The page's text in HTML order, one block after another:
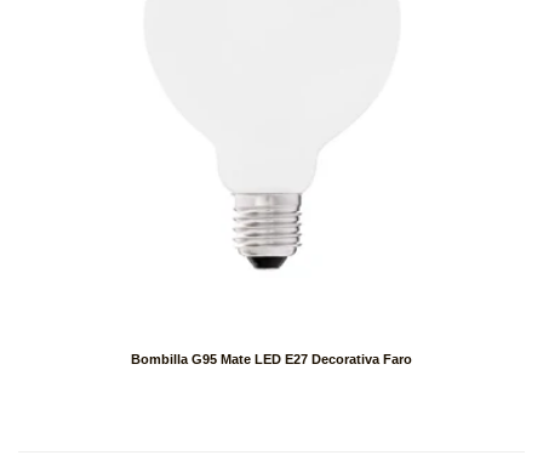
Bombilla G95 Mate LED E27 Decorativa Faro